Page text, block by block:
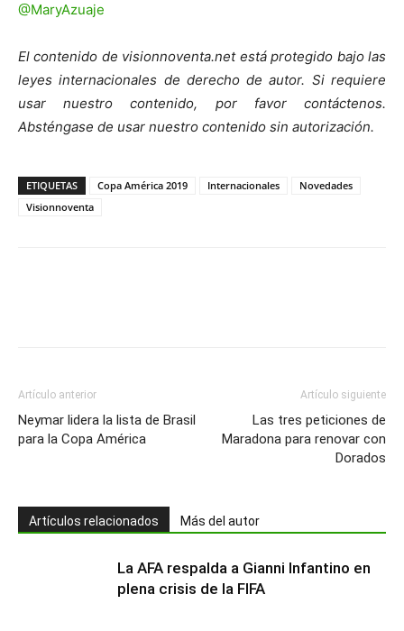
@MaryAzuaje
El contenido de visionnoventa.net está protegido bajo las
leyes internacionales de derecho de autor. Si requiere
usar nuestro contenido, por favor contáctenos.
Absténgase de usar nuestro contenido sin autorización.
ETIQUETAS Copa América 2019 Internacionales
Novedades
Visionnoventa
Artículo anterior
Neymar lidera la lista de Brasil
para la Copa América
Artículo siguiente
Las tres peticiones de
Maradona para renovar con
Dorados
Artículos relacionados Más del autor
La AFA respalda a Gianni Infantino en
plena crisis de la FIFA